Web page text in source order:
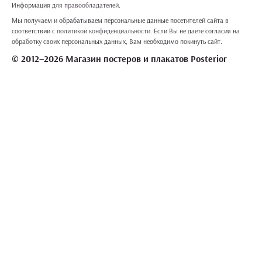
Информация для правообладателей.
Мы получаем и обрабатываем персональные данные посетителей сайта в
соответствии с политикой конфиденциальности. Если Вы не даете согласия на
обработку своих персональных данных, Вам необходимо покинуть сайт.
© 2012–2026 Магазин постеров и плакатов Posterior